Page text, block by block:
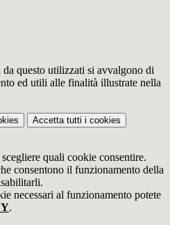
questo utilizzati si avvalgono di
ed utili alle finalità illustrate nella
Accetta tutti i cookies
quali cookie consentire.
consentono il funzionamento della
necessari al funzionamento potete
.